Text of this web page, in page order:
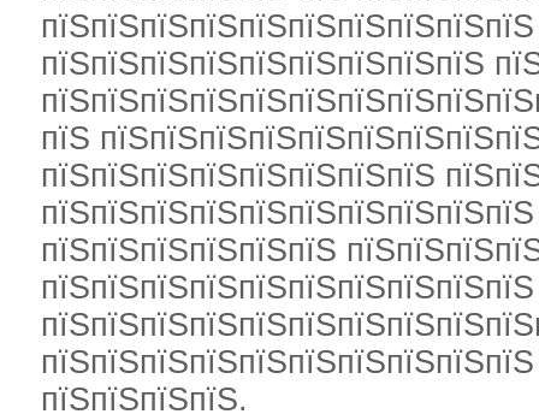
пїЅпїЅпїЅпїЅпїЅпїЅпїЅпїЅпїЅ
пїЅ
пїЅпїЅпїЅпїЅпїЅпїЅпїЅпїЅ
пїЅпїЅпїЅпїЅпїЅпїЅ
пїЅпїЅпїЅпїЅ.